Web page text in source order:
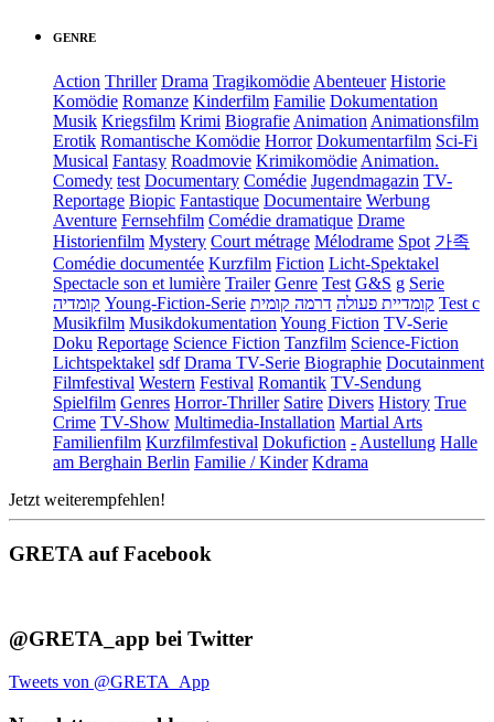
GENRE
Action Thriller Drama Tragikomödie Abenteuer Historie
Komödie Romanze Kinderfilm Familie Dokumentation
Musik Kriegsfilm Krimi Biografie Animation Animationsfilm
Erotik Romantische Komödie Horror Dokumentarfilm Sci-Fi
Musical Fantasy Roadmovie Krimikomödie Animation.
Comedy test Documentary Comédie Jugendmagazin TV-
Reportage Biopic Fantastique Documentaire Werbung
Aventure Fernsehfilm Comédie dramatique Drame
Historienfilm Mystery Court métrage Mélodrame Spot 가족
Comédie documentée Kurzfilm Fiction Licht-Spektakel
Spectacle son et lumière Trailer Genre Test G&S g Serie
קומדיה Young-Fiction-Serie קומדיית פעולה דרמה קומית
Test c
Musikfilm Musikdokumentation Young Fiction TV-Serie
Doku Reportage Science Fiction Tanzfilm Science-Fiction
Lichtspektakel sdf Drama TV-Serie Biographie Docutainment
Filmfestival Western Festival Romantik TV-Sendung
Spielfilm Genres Horror-Thriller Satire Divers History True
Crime TV-Show Multimedia-Installation Martial Arts
Familienfilm Kurzfilmfestival Dokufiction - Austellung Halle
am Berghain Berlin Familie / Kinder Kdrama
Jetzt weiterempfehlen!
GRETA auf Facebook
@GRETA_app bei Twitter
Tweets von @GRETA_App